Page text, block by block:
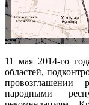
11 мая 2014-го
областей,
народными